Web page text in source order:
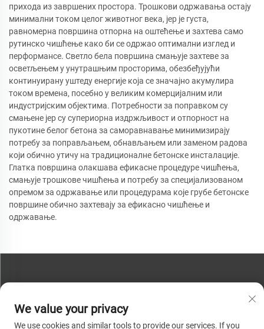
прихода из завршених простора. Трошкови одржавања остају
минимални током целог животног века, јер је густа,
равномерна површина отпорна на оштећење и захтева само
рутинско чишћење како би се одржао оптимални изглед и
перформансе. Светло бела површина смањује захтеве за
осветљењем у унутрашњим просторима, обезбеђујући
континуирану уштеду енергије која се значајно акумулира
током времена, посебно у великим комерцијалним или
индустријским објектима. Потребности за поправком су
смањене јер су супериорна издржљивост и отпорност на
пукотине белог бетона за саморавнавање минимизирају
потребу за поправљањем, обнављањем или заменом радова
који обично утичу на традиционалне бетонске инсталације.
Глатка површина олакшава ефикасне процедуре чишћења,
смањује трошкове чишћења и потребу за специјализованом
опремом за одржавање или процедурама које грубе бетонске
површине обично захтевају за ефикасно чишћење и
одржавање.
Телефон:+86-13793890209
We value your privacy
We use cookies and similar tools to provide our services. If you